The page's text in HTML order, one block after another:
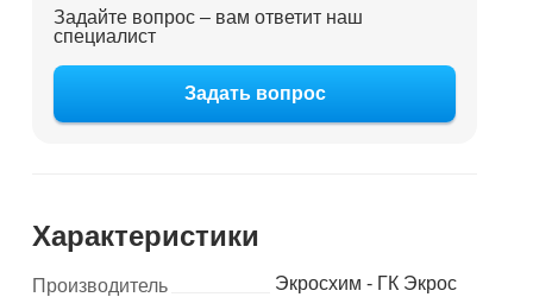
Задайте вопрос – вам ответит наш
специалист
Задать вопрос
Характеристики
Производитель
Экросхим - ГК Экрос